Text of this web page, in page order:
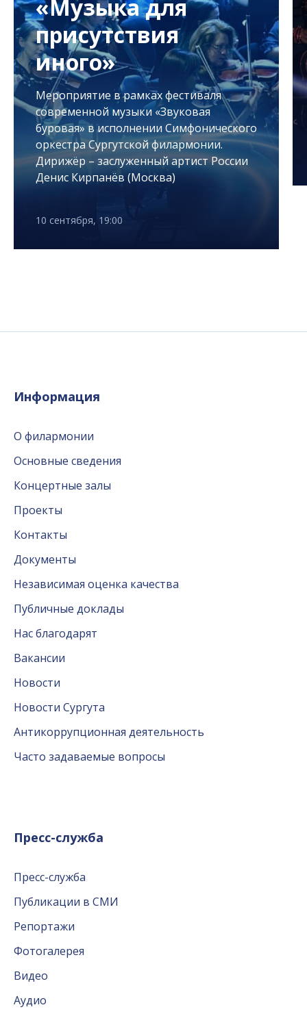
«Музыка для
присутствия
иного»
Мероприятие в рамках фестиваля
современной музыки «Звуковая
буровая» в исполнении Симфонического
оркестра Сургутской филармонии.
Дирижёр – заслуженный артист России
Денис Кирпанёв (Москва)
10 сентября, 19:00
Информация
О филармонии
Основные сведения
Концертные залы
Проекты
Контакты
Документы
Независимая оценка качества
Публичные доклады
Нас благодарят
Вакансии
Новости
Новости Сургута
Антикоррупционная деятельность
Часто задаваемые вопросы
Пресс-служба
Пресс-служба
Публикации в СМИ
Репортажи
Фотогалерея
Видео
Аудио